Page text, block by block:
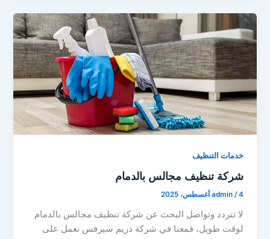
خدمات التنظيف
شركة تنظيف مجالس بالدمام
admin /4 أغسطس، 2025
لا تتردد وتواصل البحث عن شركة تنظيف مجالس بالدمام
لوقت طويل، فمعنا في شركة دريم سيرفس نعمل على